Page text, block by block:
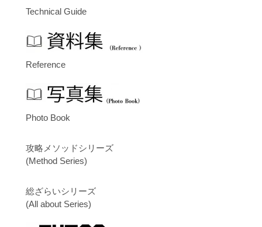
Technical Guide
Reference
Photo Book
攻略メソッドシリーズ
(Method Series)
総ざらいシリーズ
(All about Series)